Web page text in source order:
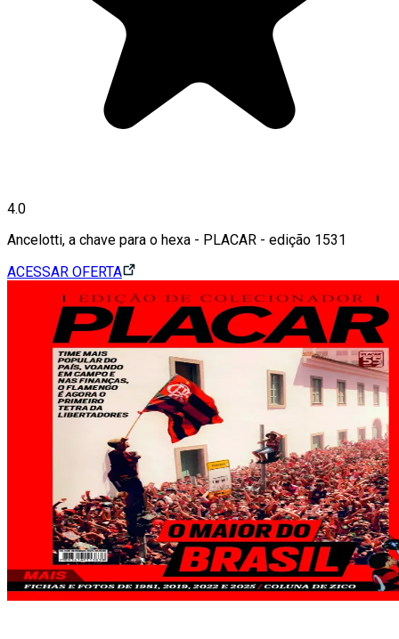
4.0
Ancelotti, a chave para o hexa - PLACAR - edição 1531
ACESSAR OFERTA